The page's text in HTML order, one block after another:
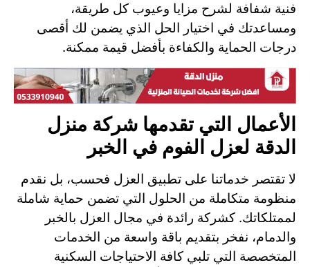
فنية شفافة لشرح مزايا وعيوب كل طريقة،
ومساعدتك في اختيار الحل الذي يضمن لك أقصى
درجات الحماية والكفاءة بأفضل قيمة ممكنة.
الأعمال التي تقدمها شركة منزل
الدقة لعزل الفوم في الخبر
لا تقتصر خدماتنا على تطبيق العزل فحسب، بل نقدم
منظومة متكاملة من الحلول التي تضمن حماية شاملة
لممتلكاتك. كشركة رائدة في مجال العزل بالخبر
والدمام، نفخر بتقديم باقة واسعة من الخدمات
المتخصصة التي تلبي كافة الاحتياجات السكنية